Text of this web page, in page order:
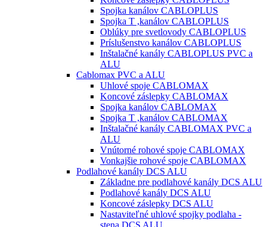
Spojka kanálov CABLOPLUS
Spojka T ,kanálov CABLOPLUS
Oblúky pre svetlovody CABLOPLUS
Príslušenstvo kanálov CABLOPLUS
Inštalačné kanály CABLOPLUS PVC a
ALU
Cablomax PVC a ALU
Uhlové spoje CABLOMAX
Koncové záslepky CABLOMAX
Spojka kanálov CABLOMAX
Spojka T ,kanálov CABLOMAX
Inštalačné kanály CABLOMAX PVC a
ALU
Vnútorné rohové spoje CABLOMAX
Vonkajšie rohové spoje CABLOMAX
Podlahové kanály DCS ALU
Základne pre podlahové kanály DCS ALU
Podlahové kanály DCS ALU
Koncové záslepky DCS ALU
Nastaviteľné uhlové spojky podlaha -
stena DCS ALU